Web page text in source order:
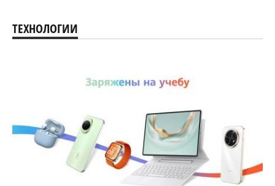
ТЕХНОЛОГИИ